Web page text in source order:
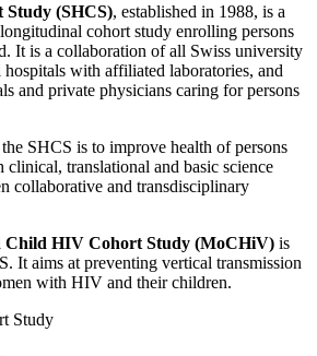
Study (SHCS), established in 1988, is a
cohort study enrolling persons
It is a collaboration of all Swiss university
hospitals with affiliated laboratories, and
and private physicians caring for persons
SHCS is to improve health of persons
translational and basic science
collaborative and transdisciplinary
Child HIV Cohort Study (MoCHiV) is
It aims at preventing vertical transmission
with HIV and their children.
Study